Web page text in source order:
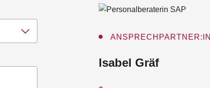
ANSPRECHPARTNER:IN
:Isabel Gräf